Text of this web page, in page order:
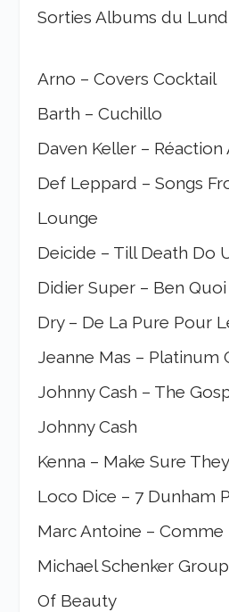
Sorties Albums du
Arno – Covers Cocktail
Barth – Cuchillo
Daven Keller – Réaction
Def Leppard – Songs
Lounge
Deicide – Till Death Do
Didier Super – Ben Quoi
Dry – De La Pure Pour
Jeanne Mas – Platinum
Johnny Cash – The
Johnny Cash
Kenna – Make Sure
Loco Dice – 7 Dunham
Marc Antoine – Comme
Michael Schenker
Of Beauty